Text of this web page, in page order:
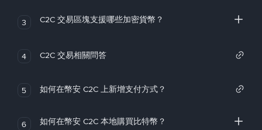
3 C2C 交易區塊支援哪些加密貨幣？
4 C2C 交易相關問答
5 如何在幣安 C2C 上新增支付方式？
6 如何在幣安 C2C 本地購買比特幣？